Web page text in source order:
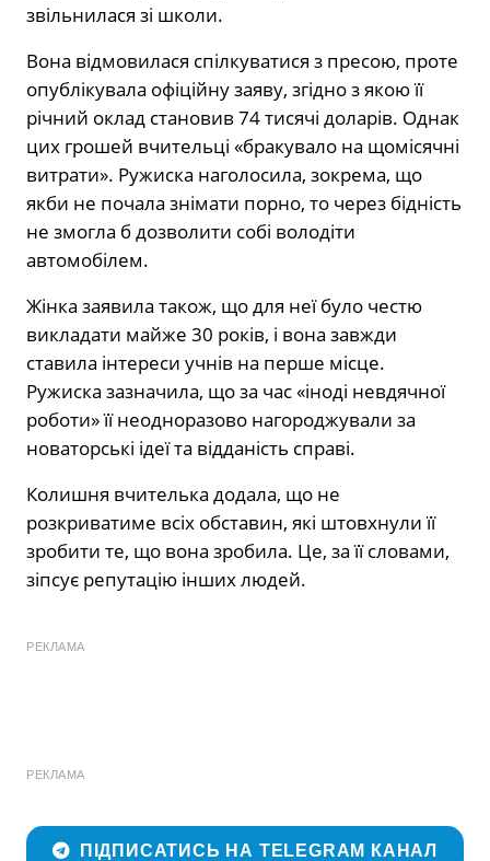
звільнилася зі школи.
Вона відмовилася спілкуватися з пресою, проте
опублікувала офіційну заяву, згідно з якою її
річний оклад становив 74 тисячі доларів. Однак
цих грошей вчительці «бракувало на щомісячні
витрати». Ружиска наголосила, зокрема, що
якби не почала знімати порно, то через бідність
не змогла б дозволити собі володіти
автомобілем.
Жінка заявила також, що для неї було честю
викладати майже 30 років, і вона завжди
ставила інтереси учнів на перше місце.
Ружиска зазначила, що за час «іноді невдячної
роботи» її неодноразово нагороджували за
новаторські ідеї та відданість справі.
Колишня вчителька додала, що не
розкриватиме всіх обставин, які штовхнули її
зробити те, що вона зробила. Це, за її словами,
зіпсує репутацію інших людей.
РЕКЛАМА
РЕКЛАМА
ПІДПИСАТИСЬ НА TELEGRAM КАНАЛ